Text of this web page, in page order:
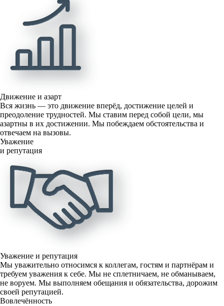
Движение и азарт
Вся жизнь — это движение вперёд, достижение целей и
преодоление трудностей. Мы ставим перед собой цели, мы
азартны в их достижении. Мы побеждаем обстоятельства и
отвечаем на вызовы.
Уважение
и репутация
Уважение и репутация
Мы уважительно относимся к коллегам, гостям и партнёрам и
требуем уважения к себе. Мы не сплетничаем, не обманываем,
не воруем. Мы выполняем обещания и обязательства, дорожим
своей репутацией.
Вовлечённость